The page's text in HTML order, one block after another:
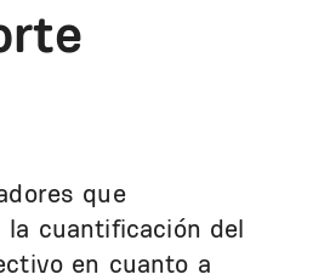
que
la cuantificación del
en cuanto a